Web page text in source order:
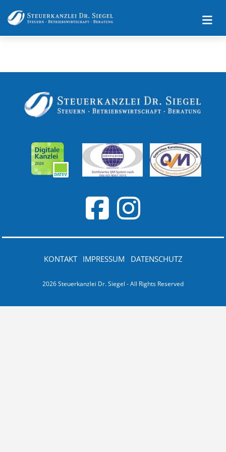
Datenschutz
2026 Steuerkanzlei Dr. Siegel - All Rights Reserved
KONTAKT IMPRESSUM DATENSCHUTZ